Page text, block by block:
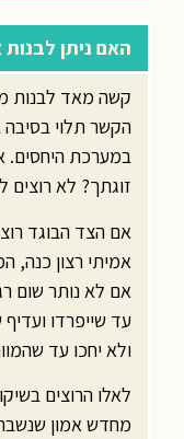
האם ניתן
קשה מאד לבנות
הקשר תלוי
במערכת היחסים.
זוגתך? לא רוצים
אם הצד הבוגד
אמיתי רצון כנה,
אם לא נותר שום
עד שייפרדו
ולא יחכו עד
לאלו הרוצים
מחדש אמון